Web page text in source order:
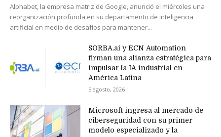
Alphabet, la empresa matriz de Google, anunció el miércoles una
reorganización profunda en su departamento de inteligencia
artificial en medio de desafíos para mantener...
SORBA.ai y ECN Automation
firman una alianza estratégica para
impulsar la IA industrial en
América Latina
5 agosto, 2026
Microsoft ingresa al mercado de
ciberseguridad con su primer
modelo especializado y la